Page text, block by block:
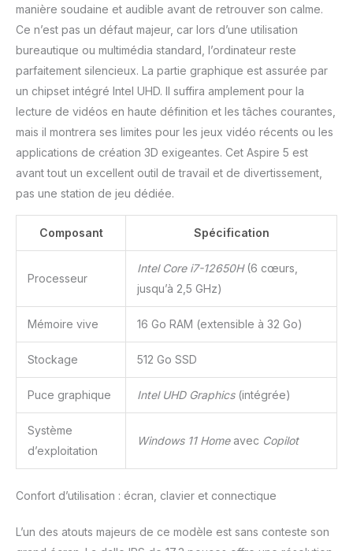
manière soudaine et audible avant de retrouver son calme.
Ce n’est pas un défaut majeur, car lors d’une utilisation
bureautique ou multimédia standard, l’ordinateur reste
parfaitement silencieux. La partie graphique est assurée par
un chipset intégré Intel UHD. Il suffira amplement pour la
lecture de vidéos en haute définition et les tâches courantes,
mais il montrera ses limites pour les jeux vidéo récents ou les
applications de création 3D exigeantes. Cet Aspire 5 est
avant tout un excellent outil de travail et de divertissement,
pas une station de jeu dédiée.
Composant Spécification
Processeur
Intel Core i7-12650H(6 cœurs,
jusqu’à 2,5 GHz)
Mémoire vive 16 Go RAM (extensible à 32 Go)
Stockage 512 Go SSD
Puce graphique Intel UHD Graphics(intégrée)
Système
d’exploitation
Windows 11 Homeavec Copilot
Confort d’utilisation : écran, clavier et connectique
L’un des atouts majeurs de ce modèle est sans conteste son